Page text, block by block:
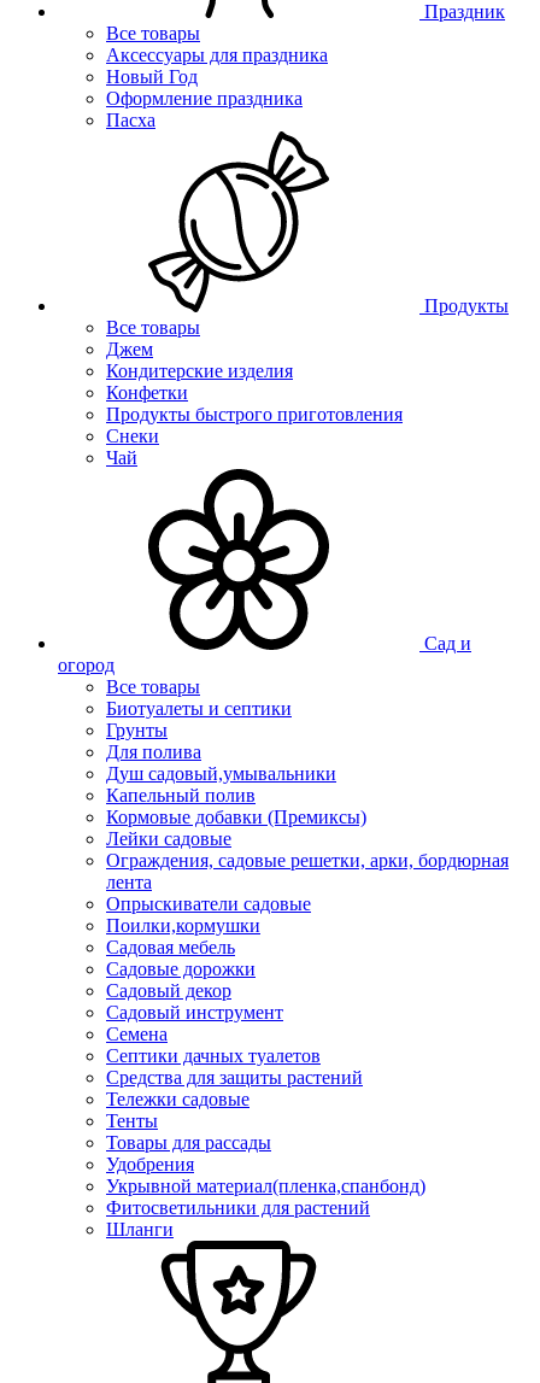
Праздник
Все товары
Аксессуары для праздника
Новый Год
Оформление праздника
Пасха
Продукты
Все товары
Джем
Кондитерские изделия
Конфетки
Продукты быстрого приготовления
Снеки
Чай
Сад и
огород
Все товары
Биотуалеты и септики
Грунты
Для полива
Душ садовый,умывальники
Капельный полив
Кормовые добавки (Премиксы)
Лейки садовые
Ограждения, садовые решетки, арки, бордюрная
лента
Опрыскиватели садовые
Поилки,кормушки
Садовая мебель
Садовые дорожки
Садовый декор
Садовый инструмент
Семена
Септики дачных туалетов
Средства для защиты растений
Тележки садовые
Тенты
Товары для рассады
Удобрения
Укрывной материал(пленка,спанбонд)
Фитосветильники для растений
Шланги